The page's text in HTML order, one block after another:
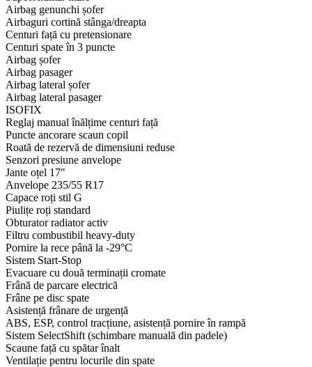
Airbag genunchi șofer
Airbaguri cortină stânga/dreapta
Centuri față cu pretensionare
Centuri spate în 3 puncte
Airbag șofer
Airbag pasager
Airbag lateral șofer
Airbag lateral pasager
ISOFIX
Reglaj manual înălțime centuri față
Puncte ancorare scaun copil
Roată de rezervă de dimensiuni reduse
Senzori presiune anvelope
Jante oțel 17"
Anvelope 235/55 R17
Capace roți stil G
Piulițe roți standard
Obturator radiator activ
Filtru combustibil heavy-duty
Pornire la rece până la -29°C
Sistem Start-Stop
Evacuare cu două terminații cromate
Frână de parcare electrică
Frâne pe disc spate
Asistență frânare de urgență
ABS, ESP, control tracțiune, asistență pornire în rampă
Sistem SelectShift (schimbare manuală din padele)
Scaune față cu spătar înalt
Ventilație pentru locurile din spate